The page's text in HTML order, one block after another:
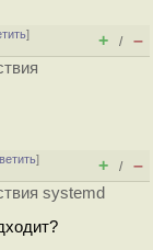
]
+ / –
]
+ / –
systemd